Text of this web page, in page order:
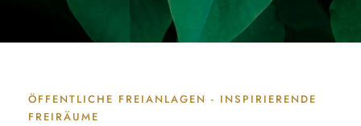
ÖFFENTLICHE FREIANLAGEN - INSPIRIERENDE
FREIRÄUME